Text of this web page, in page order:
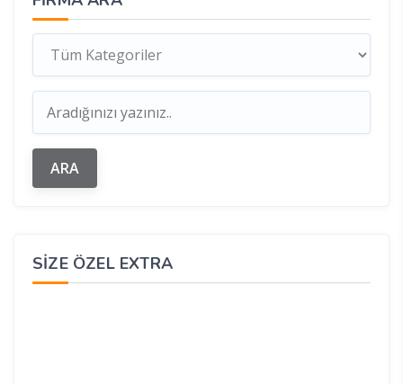
SIZE ÖZEL EXTRA